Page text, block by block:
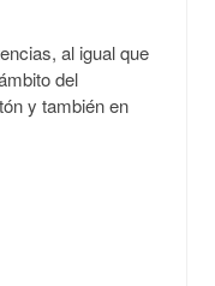
al igual que
del
y también en